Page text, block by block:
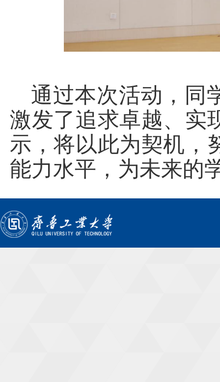
通过本次活动，同
激发了追求卓越、实
示，将以此为契机，
能力水平，为未来的